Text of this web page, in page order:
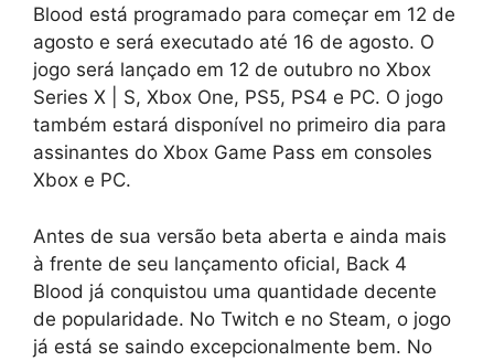
Blood está programado para começar em 12 de
agosto e será executado até 16 de agosto. O
jogo será lançado em 12 de outubro no Xbox
Series X | S, Xbox One, PS5, PS4 e PC. O jogo
também estará disponível no primeiro dia para
assinantes do Xbox Game Pass em consoles
Xbox e PC.
Antes de sua versão beta aberta e ainda mais
à frente de seu lançamento oficial, Back 4
Blood já conquistou uma quantidade decente
de popularidade. No Twitch e no Steam, o jogo
já está se saindo excepcionalmente bem. No